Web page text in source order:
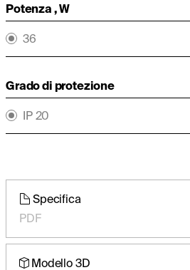
Potenza , W
36
Grado di protezione
IP 20
Specifica
PDF
Modello 3D